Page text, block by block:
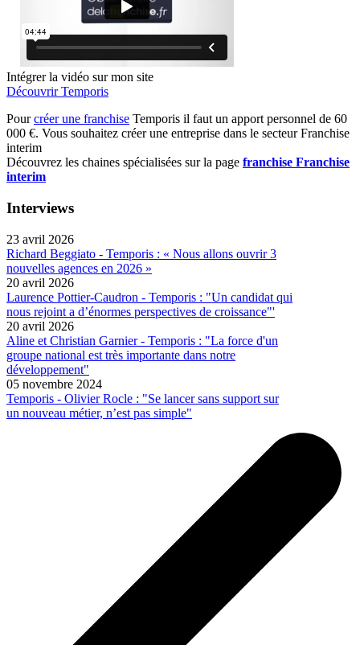
Intégrer la vidéo sur mon site
Découvrir Temporis
Pourcréer une franchise Temporis il faut un apport personnel de 60
000 €. Vous souhaitez créer une entreprise dans le secteur Franchise
interim
Découvrez les chaines spécialisées sur la page franchise Franchise
interim
Interviews
23 avril 2026
Richard Beggiato - Temporis : « Nous allons ouvrir 3
nouvelles agences en 2026 »
20 avril 2026
Laurence Pottier-Caudron - Temporis : "Un candidat qui
nous rejoint a d’énormes perspectives de croissance"'
20 avril 2026
Aline et Christian Garnier - Temporis : "La force d'un
groupe national est très importante dans notre
développement"
05 novembre 2024
Temporis - Olivier Rocle : "Se lancer sans support sur
un nouveau métier, n’est pas simple"